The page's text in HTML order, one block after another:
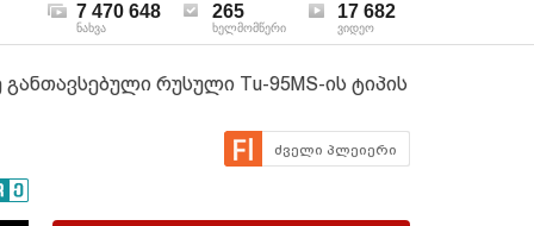
7 470 648
ნახვა
265
ხელმომწერი
17 682
ვიდეო
რუსული Tu-95MS-ის ტიპის
ძველი პლეიერი